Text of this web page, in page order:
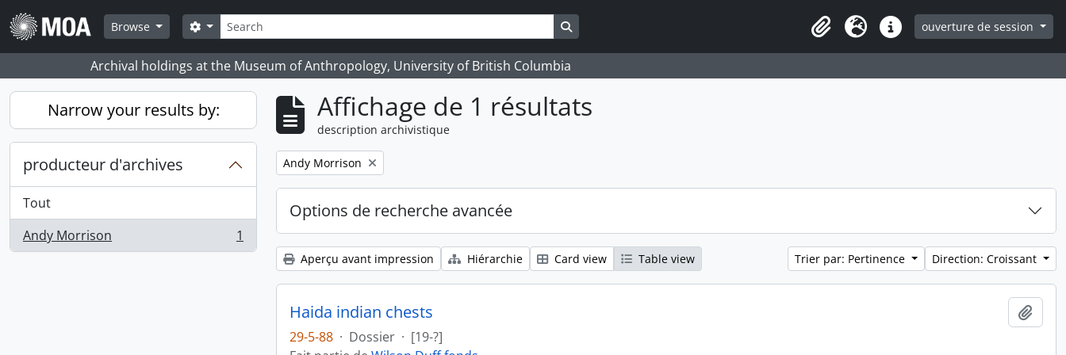
Skip to main content
Browse
Rechercher
Search options Search in browse page
ClipboardLangueLiens rapidesouverture de session
Archival holdings at the Museum of Anthropology, University of British Columbia
Narrow your results by:
producteur d'archives
Tout
Andy Morrison
, 1 résultats 1
Affichage de 1 résultats
description archivistique
Remove filter:
Andy Morrison
Options de recherche avancée
Aperçu avant impression Hiérarchie Card view Table view Trier par: Pertinence Direction: Croissant
Haida indian chests
29-5-88 · Dossier · [19-?]